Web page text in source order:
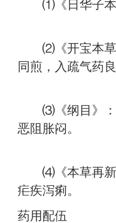
⑴《日华子本草
⑵《开宝本草》
同煎，入疏气药
⑶《纲目》：降
恶阻胀闷。
⑷《本草再新》
疟疾泻痢。
药用配伍